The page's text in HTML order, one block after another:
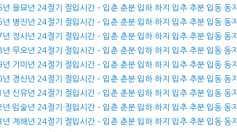
을묘년 24절기 절입시간 – 입춘 춘분 입하 하지 입추 추분 입동 동지
병진년 24절기 절입시간 – 입춘 춘분 입하 하지 입추 추분 입동 동지
정사년 24절기 절입시간 – 입춘 춘분 입하 하지 입추 추분 입동 동지
무오년 24절기 절입시간 – 입춘 춘분 입하 하지 입추 추분 입동 동지
기미년 24절기 절입시간 – 입춘 춘분 입하 하지 입추 추분 입동 동지
경신년 24절기 절입시간 – 입춘 춘분 입하 하지 입추 추분 입동 동지
신유년 24절기 절입시간 – 입춘 춘분 입하 하지 입추 추분 입동 동지
임술년 24절기 절입시간 – 입춘 춘분 입하 하지 입추 추분 입동 동지
계해년 24절기 절입시간 – 입춘 춘분 입하 하지 입추 추분 입동 동지